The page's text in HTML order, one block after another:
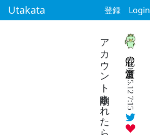
Utakata 登録 Login
屁の河童
2026.5.12 7:15